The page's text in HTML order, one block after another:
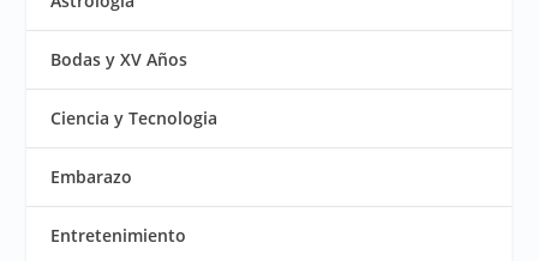
Bodas y XV Años
Ciencia y Tecnologia
Embarazo
Entretenimiento